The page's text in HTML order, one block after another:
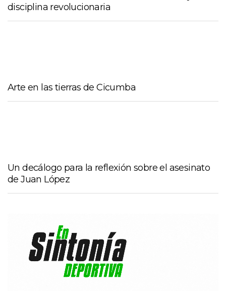
disciplina revolucionaria
Arte en las tierras de Cicumba
Un decálogo para la reflexión sobre el asesinato
de Juan López